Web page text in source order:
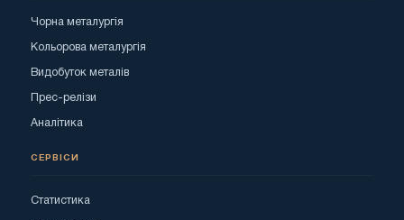
Чорна металургія
Кольорова металургія
Видобуток металів
Прес-релізи
Аналітика
СЕРВІСИ
Статистика